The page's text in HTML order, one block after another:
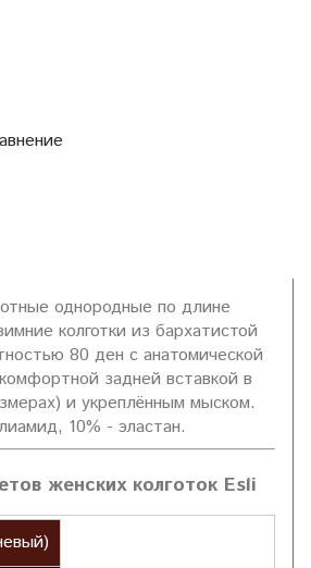
однородные по длине
колготки из бархатистой
80 ден с анатомической
задней вставкой в
и укреплённым мыском.
10% - эластан.
женских колготок Esli